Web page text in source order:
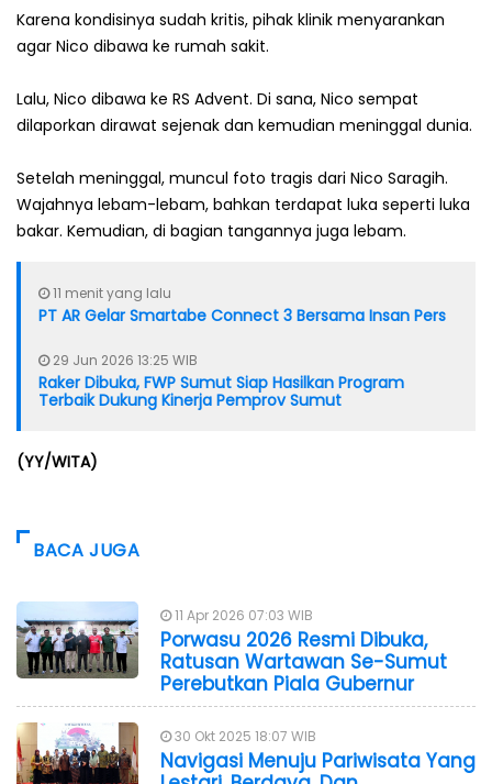
Karena kondisinya sudah kritis, pihak klinik menyarankan
agar Nico dibawa ke rumah sakit.
Lalu, Nico dibawa ke RS Advent. Di sana, Nico sempat
dilaporkan dirawat sejenak dan kemudian meninggal dunia.
Setelah meninggal, muncul foto tragis dari Nico Saragih.
Wajahnya lebam-lebam, bahkan terdapat luka seperti luka
bakar. Kemudian, di bagian tangannya juga lebam.
11 menit yang lalu
PT AR Gelar Smartabe Connect 3 Bersama Insan Pers
29 Jun 2026 13:25 WIB
Raker Dibuka, FWP Sumut Siap Hasilkan Program
Terbaik Dukung Kinerja Pemprov Sumut
(YY/WITA)
BACA JUGA
11 Apr 2026 07:03 WIB
Porwasu 2026 Resmi Dibuka,
Ratusan Wartawan Se-Sumut
Perebutkan Piala Gubernur
30 Okt 2025 18:07 WIB
Navigasi Menuju Pariwisata Yang